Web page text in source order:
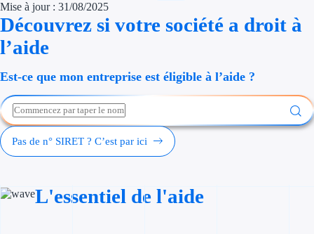
Étapes de vie
Cession
Entreprise
Aides
Mise à jour : 31/08/2025
Découvrez si votre société a droit à
l’aide
Est-ce que mon entreprise est éligible à l’aide ?
Pas de n° SIRET ? C’est par ici
L'essentiel de l'aide